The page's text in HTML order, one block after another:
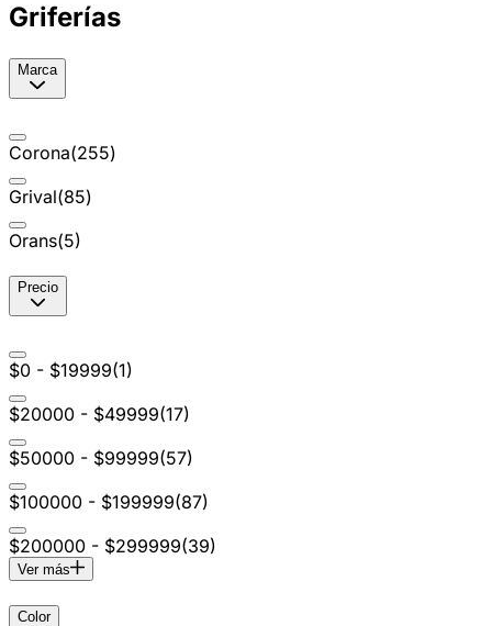
Griferías
Marca
Corona(255)
Grival(85)
Orans(5)
Precio
$0 - $19999(1)
$20000 - $49999(17)
$50000 - $99999(57)
$100000 - $199999(87)
$200000 - $299999(39)
Ver más
Color